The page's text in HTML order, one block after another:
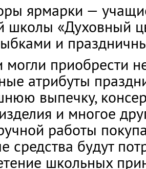
ярмарки —
школы «Духовный
и
могли приобрести
атрибуты
выпечку,
и многое
работы
средства будут
школьных